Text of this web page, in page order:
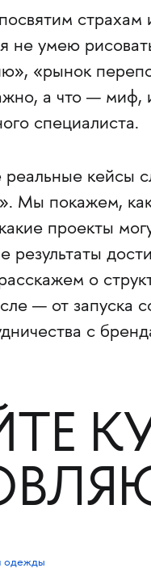
страхам
не умею
«рынок
а что —
специалиста.
реальные кейсы
Мы покажем,
проекты
результаты
о
— от запуска
с